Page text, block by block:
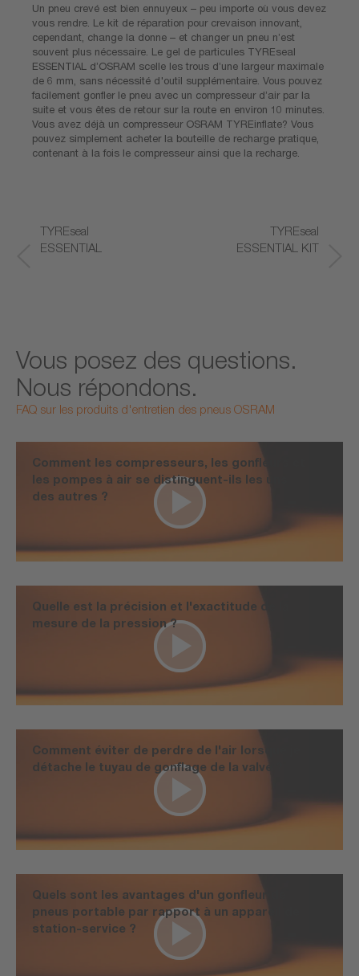
Un pneu crevé est bien ennuyeux – peu importe où vous devez
vous rendre. Le kit de réparation pour crevaison innovant,
cependant, change la donne – et changer un pneu n’est
souvent plus nécessaire. Le gel de particules TYREseal
ESSENTIAL d’OSRAM scelle les trous d’une largeur maximale
de 6 mm, sans nécessité d'outil supplémentaire. Vous pouvez
facilement gonfler le pneu avec un compresseur d’air par la
suite et vous êtes de retour sur la route en environ 10 minutes.
Vous avez déjà un compresseur OSRAM TYREinflate? Vous
pouvez simplement acheter la bouteille de recharge pratique,
contenant à la fois le compresseur ainsi que la recharge.
TYREseal
ESSENTIAL
TYREseal
ESSENTIAL KIT
Vous posez des questions.
Nous répondons.
FAQ sur les produits d'entretien des pneus OSRAM
Comment les compresseurs, les gonfleurs et
les pompes à air se distinguent-ils les uns
des autres ?
Quelle est la précision et l'exactitude de la
mesure de la pression ?
Comment éviter de perdre de l'air lorsque je
détache le tuyau de gonflage de la valve ?
Quels sont les avantages d'un gonfleur de
pneus portable par rapport à un appareil de
station-service ?